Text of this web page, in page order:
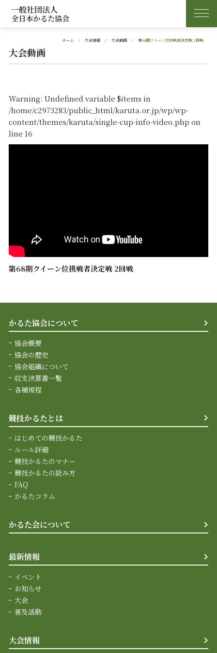
一般社団法人
全日本かるた協会
ホーム 大会情報 大会動画 第68期クイーン位挑戦者決定戦 2回戦
大会動画
Warning: Undefined variable $items in
/home/c2973283/public_html/karuta.or.jp/wp/wp-
content/themes/karuta/single-cup-info-video.php on
line 16
第68期クイーン位挑戦者決定戦 2回戦
かるた協会について
協会概要
協会の歴史
協会組織について
収支決算書一覧
各種規程
競技かるたとは
はじめての競技かるた
ルール詳細
競技かるたのマナー
競技かるたの読み方
FAQ
かるたコラム
かるた会について
最新情報
イベント
お知らせ
大会
普及活動
大会情報